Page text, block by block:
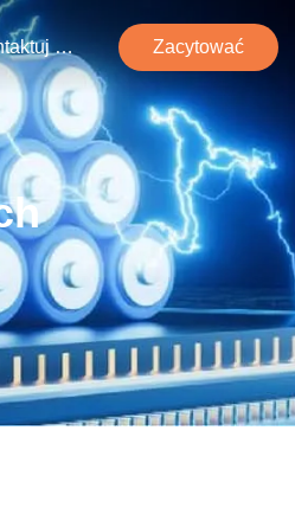
Skontaktuj Się Z Nami Zacytować